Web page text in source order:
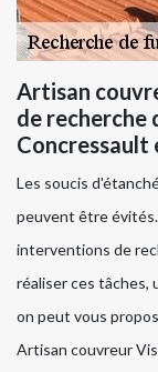
Artisan
de recherche
Concressault
Les soucis
peuvent être
interventions de
réaliser ces tâches,
on peut vous
Artisan couvreur